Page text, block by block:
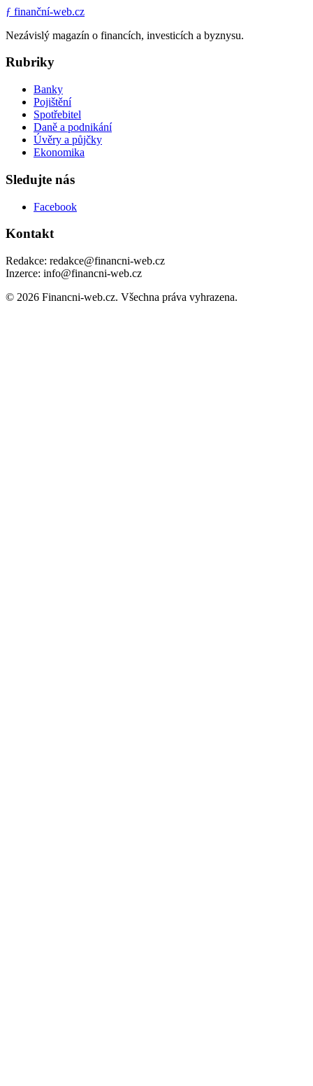
ƒ finanční-web.cz
Nezávislý magazín o financích, investicích a byznysu.
Rubriky
Banky
Pojištění
Spotřebitel
Daně a podnikání
Úvěry a půjčky
Ekonomika
Sledujte nás
Facebook
Kontakt
Redakce: redakce@financni-web.cz
Inzerce: info@financni-web.cz
© 2026 Financni-web.cz. Všechna práva vyhrazena.